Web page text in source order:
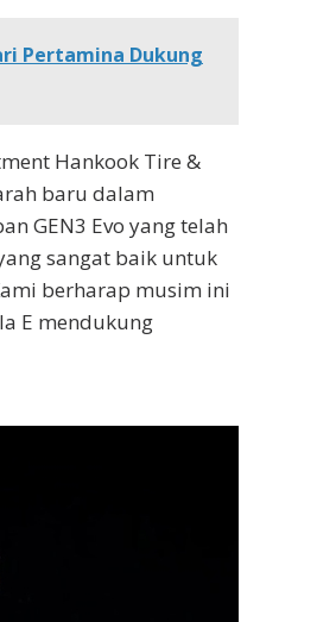
Pertamina Dukung
Hankook Tire &
baru dalam
GEN3 Evo yang telah
sangat baik untuk
berharap musim ini
E mendukung